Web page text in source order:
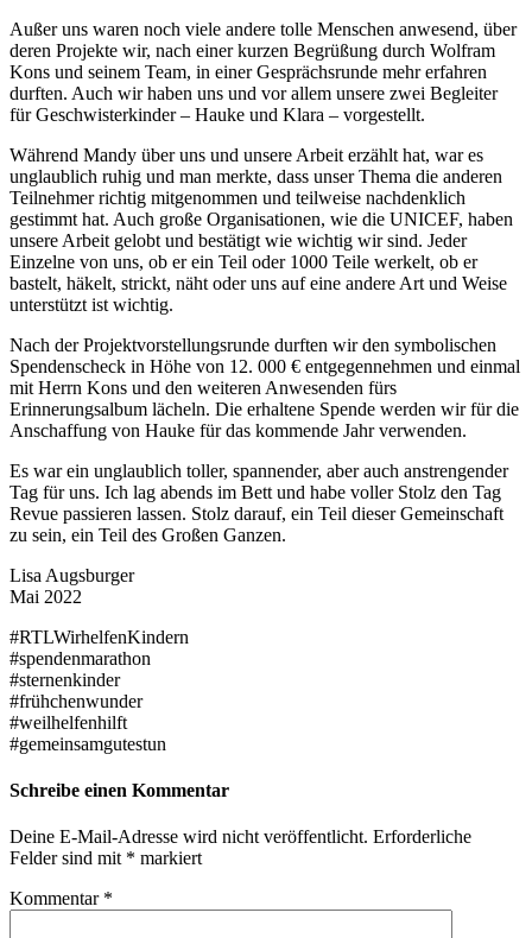
Außer uns waren noch viele andere tolle Menschen anwesend, über
deren Projekte wir, nach einer kurzen Begrüßung durch Wolfram
Kons und seinem Team, in einer Gesprächsrunde mehr erfahren
durften. Auch wir haben uns und vor allem unsere zwei Begleiter
für Geschwisterkinder – Hauke und Klara – vorgestellt.
Während Mandy über uns und unsere Arbeit erzählt hat, war es
unglaublich ruhig und man merkte, dass unser Thema die anderen
Teilnehmer richtig mitgenommen und teilweise nachdenklich
gestimmt hat. Auch große Organisationen, wie die UNICEF, haben
unsere Arbeit gelobt und bestätigt wie wichtig wir sind. Jeder
Einzelne von uns, ob er ein Teil oder 1000 Teile werkelt, ob er
bastelt, häkelt, strickt, näht oder uns auf eine andere Art und Weise
unterstützt ist wichtig.
Nach der Projektvorstellungsrunde durften wir den symbolischen
Spendenscheck in Höhe von 12. 000 € entgegennehmen und einmal
mit Herrn Kons und den weiteren Anwesenden fürs
Erinnerungsalbum lächeln. Die erhaltene Spende werden wir für die
Anschaffung von Hauke für das kommende Jahr verwenden.
Es war ein unglaublich toller, spannender, aber auch anstrengender
Tag für uns. Ich lag abends im Bett und habe voller Stolz den Tag
Revue passieren lassen. Stolz darauf, ein Teil dieser Gemeinschaft
zu sein, ein Teil des Großen Ganzen.
Lisa Augsburger
Mai 2022
#RTLWirhelfenKindern
#spendenmarathon
#sternenkinder
#frühchenwunder
#weilhelfenhilft
#gemeinsamgutestun
Schreibe einen Kommentar
Deine E-Mail-Adresse wird nicht veröffentlicht. Erforderliche
Felder sind mit * markiert
Kommentar *